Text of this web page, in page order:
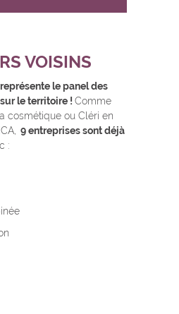
VOISINS
le panel des
le territoire ! Comme
cosmétique ou Cléri en
9 entreprises sont déjà
: